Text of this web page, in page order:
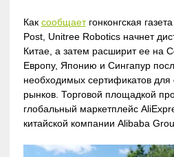
Как сообщаетгонконгская
Post, Unitree Robotics начнет
Китае, а затем расширит ее на
Европу, Японию и Сингапур
необходимых сертификатов для
рынков. Торговой площадкой
глобальный маркетплейс
китайской компании Alibaba